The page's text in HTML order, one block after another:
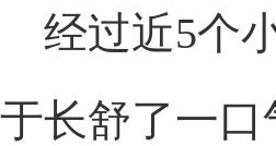
经过近5个
于长舒了一